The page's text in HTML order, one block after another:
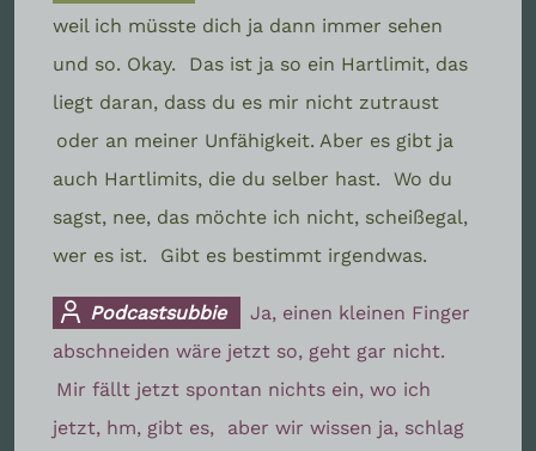
weil ich müsste dich ja dann immer sehen
und so. Okay.
Das ist ja so ein Hartlimit, das
liegt daran, dass du es mir nicht zutraust
oder an meiner Unfähigkeit. Aber es gibt ja
auch Hartlimits, die du selber hast.
Wo du
sagst, nee, das möchte ich nicht, scheißegal,
wer es ist.
Gibt es bestimmt irgendwas.
Podcastsubbie
Ja, einen kleinen Finger
abschneiden wäre jetzt so, geht gar nicht.
Mir fällt jetzt spontan nichts ein, wo ich
jetzt, hm, gibt es,
aber wir wissen ja, schlag